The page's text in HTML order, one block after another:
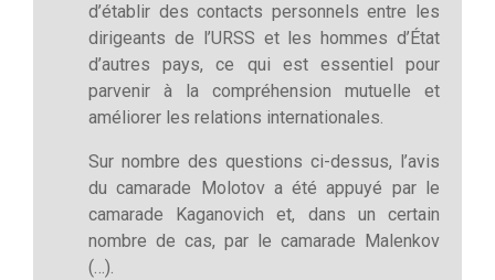
d’établir des contacts personnels entre les
dirigeants de l’URSS et les hommes d’État
d’autres pays, ce qui est essentiel pour
parvenir à la compréhension mutuelle et
améliorer les relations internationales.
Sur nombre des questions ci-dessus, l’avis
du camarade Molotov a été appuyé par le
camarade Kaganovich et, dans un certain
nombre de cas, par le camarade Malenkov
(…).